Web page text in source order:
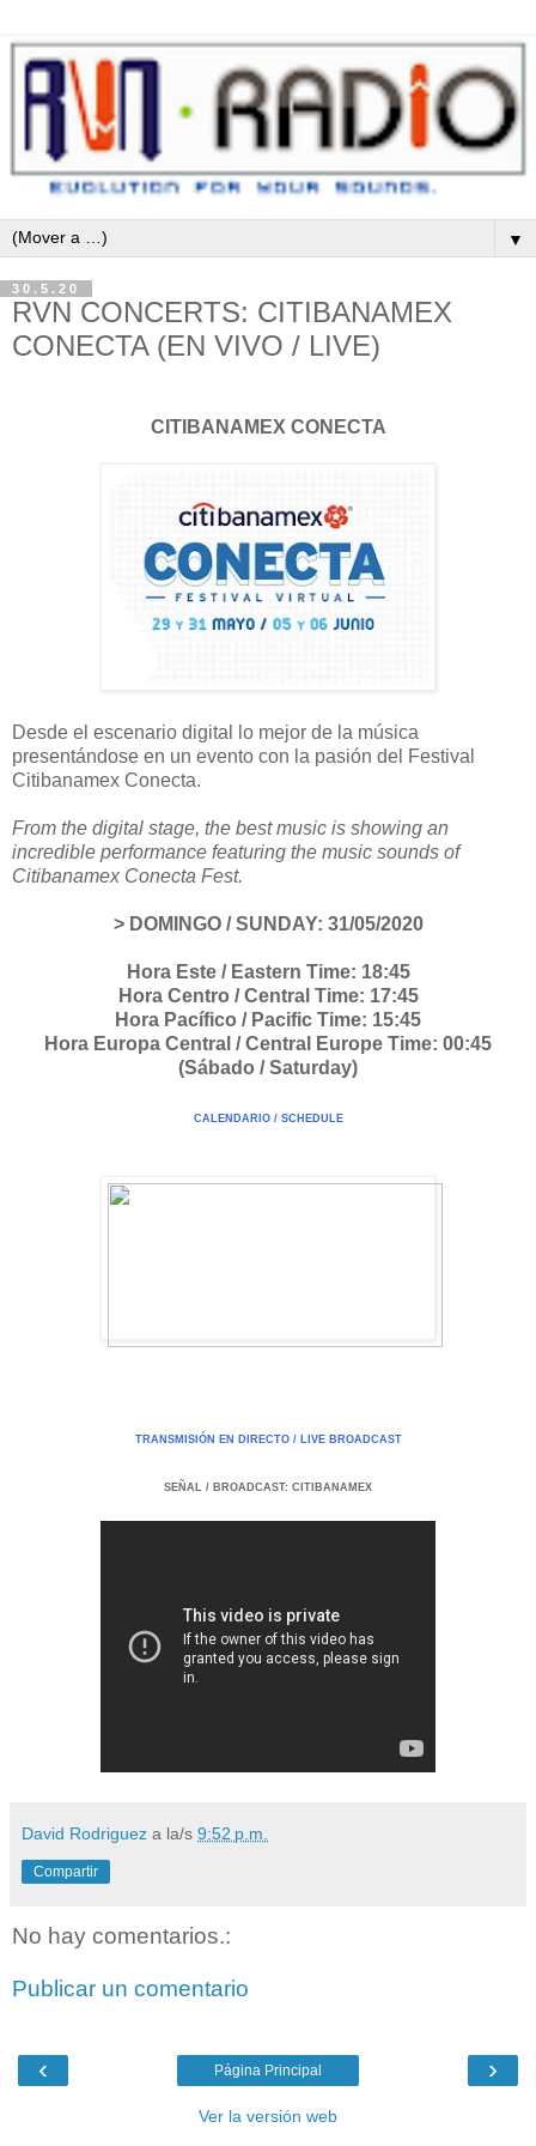
▼
30.5.20
RVN CONCERTS: CITIBANAMEX
CONECTA (EN VIVO / LIVE)
CITIBANAMEX CONECTA
Desde el escenario digital lo mejor de la música
presentándose en un evento con la pasión del Festival
Citibanamex Conecta.
From the digital stage, the best music is showing an
incredible performance featuring the music sounds of
Citibanamex Conecta Fest.
> DOMINGO / SUNDAY: 31/05/2020
Hora Este / Eastern Time: 18:45
Hora Centro / Central Time: 17:45
Hora Pacífico / Pacific Time: 15:45
Hora Europa Central / Central Europe Time: 00:45
(Sábado / Saturday)
CALENDARIO / SCHEDULE
TRANSMISIÓN EN DIRECTO / LIVE BROADCAST
SEÑAL / BROADCAST: CITIBANAMEX
David Rodriguez a la/s 9:52 p.m.
Compartir
No hay comentarios.:
Publicar un comentario
‹ ›
Página Principal
Ver la versión web